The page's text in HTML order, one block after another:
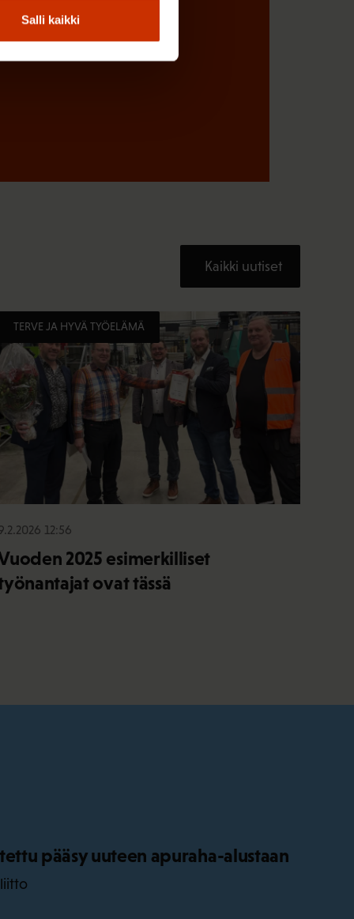
Salli kaikki
Kaikki uutiset
TERVE JA HYVÄ TYÖELÄMÄ
12:56
2025 esimerkilliset
ovat tässä
pääsy uuteen apuraha-alustaan